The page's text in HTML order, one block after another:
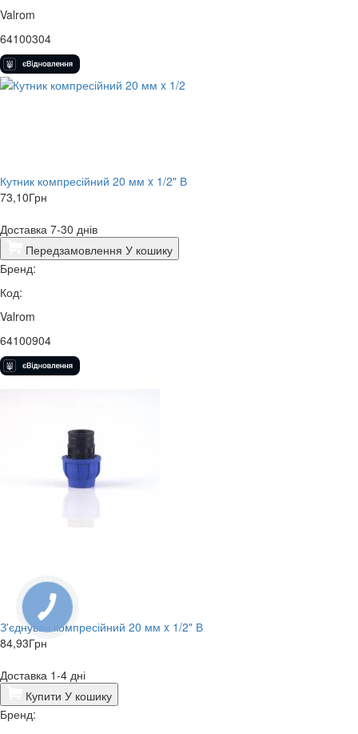
Valrom
64100304
Кутник компресійний 20 мм x 1/2" В
73,10Грн
Доставка 7-30 днів
Передзамовлення У кошику
Бренд:
Код:
Valrom
64100904
З'єднувач компресійний 20 мм x 1/2" В
84,93Грн
Доставка 1-4 дні
Купити У кошику
Бренд:
КНОПКА
ЗВ'ЯЗКУ